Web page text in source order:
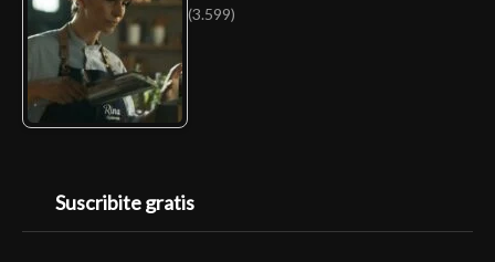
(3.599)
Suscribite gratis